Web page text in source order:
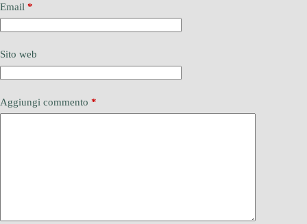
Email *
Sito web
Aggiungi commento *